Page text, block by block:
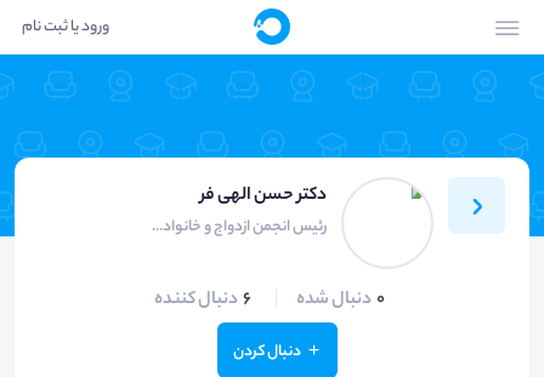
ورود یا ثبت نام
دکتر حسن الهی فر
رئیس انجمن ازدواج و خانواده استان زنجان
0 دنبال شده 6 دنبال کننده
دنبال کردن